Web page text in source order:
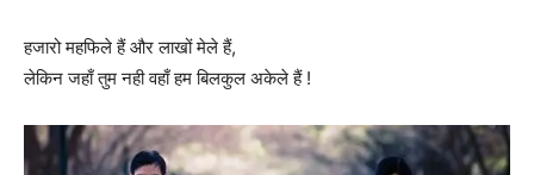
हजारो महफिले हैं और लाखों मेले हैं,
लेकिन जहाँ तुम नही वहाँ हम बिलकुल अकेले हैं !